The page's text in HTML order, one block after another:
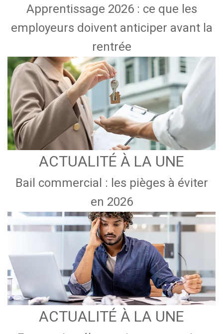
Apprentissage 2026 : ce que les
employeurs doivent anticiper avant la
rentrée
ACTUALITÉ À LA UNE
Bail commercial : les pièges à éviter
en 2026
ACTUALITÉ À LA UNE